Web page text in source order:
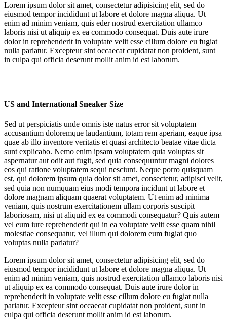
Lorem ipsum dolor sit amet, consectetur adipisicing elit, sed do
eiusmod tempor incididunt ut labore et dolore magna aliqua. Ut
enim ad minim veniam, quis eder nostrud exercitation ullamco
laboris nisi ut aliquip ex ea commodo consequat. Duis aute irure
dolor in reprehenderit in voluptate velit esse cillum dolore eu fugiat
nulla pariatur. Excepteur sint occaecat cupidatat non proident, sunt
in culpa qui officia deserunt mollit anim id est laborum.
US and International Sneaker Size
Sed ut perspiciatis unde omnis iste natus error sit voluptatem
accusantium doloremque laudantium, totam rem aperiam, eaque ipsa
quae ab illo inventore veritatis et quasi architecto beatae vitae dicta
sunt explicabo. Nemo enim ipsam voluptatem quia voluptas sit
aspernatur aut odit aut fugit, sed quia consequuntur magni dolores
eos qui ratione voluptatem sequi nesciunt. Neque porro quisquam
est, qui dolorem ipsum quia dolor sit amet, consectetur, adipisci velit,
sed quia non numquam eius modi tempora incidunt ut labore et
dolore magnam aliquam quaerat voluptatem. Ut enim ad minima
veniam, quis nostrum exercitationem ullam corporis suscipit
laboriosam, nisi ut aliquid ex ea commodi consequatur? Quis autem
vel eum iure reprehenderit qui in ea voluptate velit esse quam nihil
molestiae consequatur, vel illum qui dolorem eum fugiat quo
voluptas nulla pariatur?
Lorem ipsum dolor sit amet, consectetur adipisicing elit, sed do
eiusmod tempor incididunt ut labore et dolore magna aliqua. Ut
enim ad minim veniam, quis nostrud exercitation ullamco laboris nisi
ut aliquip ex ea commodo consequat. Duis aute irure dolor in
reprehenderit in voluptate velit esse cillum dolore eu fugiat nulla
pariatur. Excepteur sint occaecat cupidatat non proident, sunt in
culpa qui officia deserunt mollit anim id est laborum.